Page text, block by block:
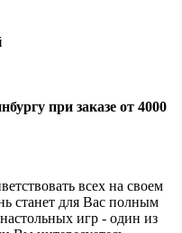
при заказе от 4000
всех на своем
станет для Вас полным
игр - один из